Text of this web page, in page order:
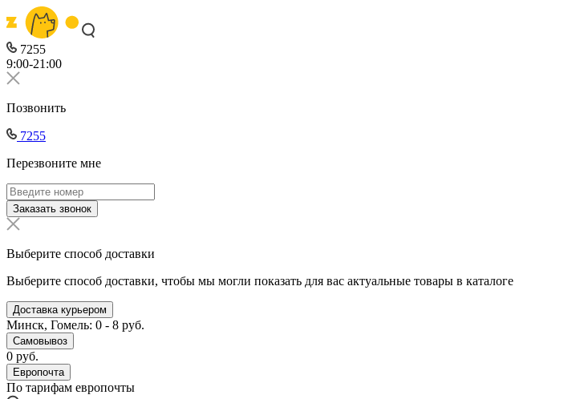
7255
9:00-21:00
Позвонить
7255
Перезвоните мне
Заказать звонок
Выберите способ доставки
Выберите способ доставки, чтобы мы могли показать для вас актуальные товары в каталоге
Доставка курьером
Минск, Гомель: 0 - 8 руб.
Самовывоз
0 руб.
Европочта
По тарифам европочты